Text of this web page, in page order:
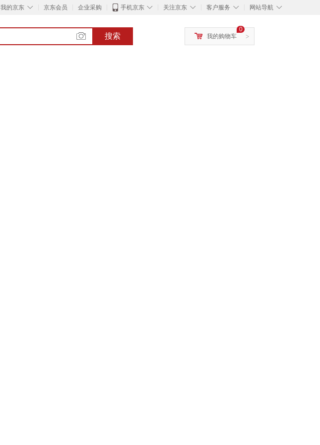
◇
我的京东 京东会员 企业采购 ◇
手机京东 ◇
关注京东 ◇
客户服务 ◇
网站导航
搜索 >
0
我的购物车